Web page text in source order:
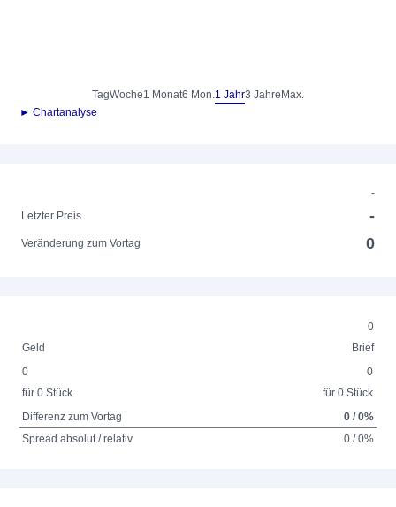
TagWoche1 Monat6 Mon.1 Jahr3 Jahre Max.
► Chartanalyse
-
Letzter Preis
-
Veränderung zum Vortag 0
0
Geld
Brief
0
für 0 Stück
0
für 0 Stück
Differenz zum Vortag
0 / 0%
Spread absolut / relativ
0 / 0%